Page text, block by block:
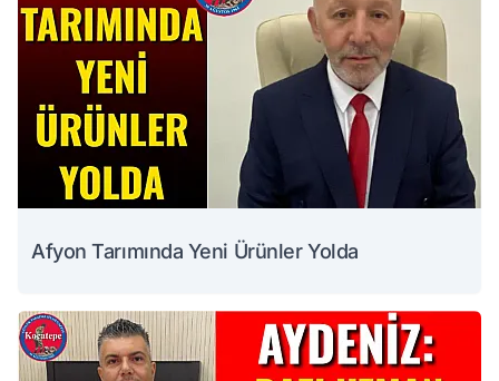
Afyon Tarımında Yeni Ürünler Yolda